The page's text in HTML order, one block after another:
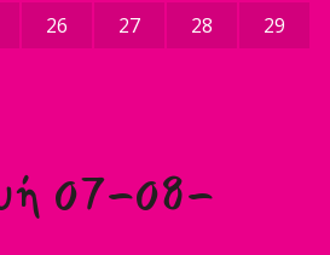
26 27 28
29
07-08-